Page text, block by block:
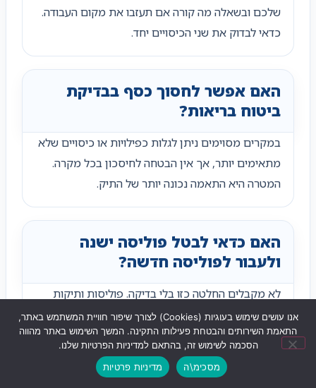
שלכם ובשאלה מה קורה אם תעזבו את מקום העבודה.
כדאי לבדוק את שני הכיסויים יחד.
האם אפשר לחסוך כסף בבדיקת
ביטוח בריאות?
במקרים מסוימים ניתן לגלות כפילויות או כיסויים שלא
מתאימים יותר, אך אין הבטחה לחיסכון בכל מקרה.
המטרה היא התאמה נכונה יותר של התיק.
האם כדאי לבטל פוליסה ישנה
ולעבור לפוליסה חדשה?
לא מקבלים החלטה כזו בלי בדיקה. פוליסות ותיקות
עשויות לכלול תנאים שונים, וביטול עלול להיות
משמעותי. חשוב לבדוק כל מקרה לגופו.
לחצו לחיוג
אנו עושים שימוש בעוגיות (Cookies) לצורך שיפור חוויית המשתמש באתר,
התאמת השירותים והבטחת פעילותו התקינה. המשך השימוש באתר מהווה
הסכמה לשימוש זה, בהתאם למדיניות הפרטיות שלנו.
מסכימ\ה
מדיניות פרטיות